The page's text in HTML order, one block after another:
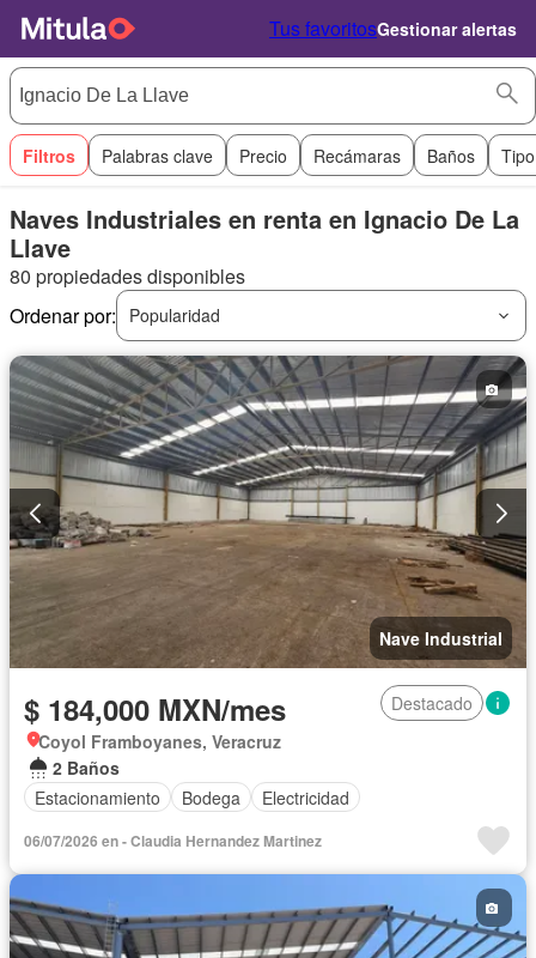
Tus favoritosGestionar alertas
Filtros Palabras clave Precio Recámaras Baños
Naves Industriales en renta en Ignacio De La
Llave
80 propiedades disponibles
Ordenar por:
Popularidad
Nave Industrial
$ 184,000 MXN/mes
Destacado
Coyol Framboyanes, Veracruz
2 Baños
Estacionamiento
Bodega Electricidad
06/07/2026 en - Claudia Hernandez Martinez